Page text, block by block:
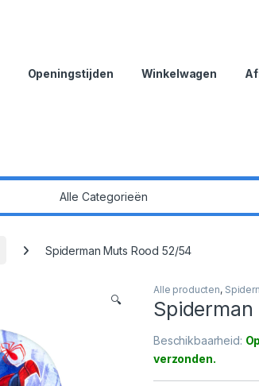
Openingstijden Winkelwagen
Spiderman Muts Rood 52/54
🔍
Alle producten,
Beschikbaarheid: